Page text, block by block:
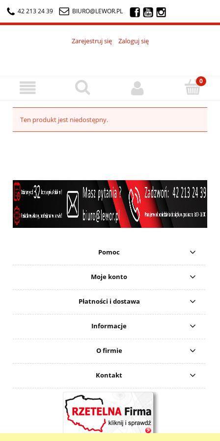
42 213 24 39 BIURO@LEWOR.PL
Zarejestruj się Zaloguj się
Ten produkt jest niedostępny.
Pomoc
Moje konto
Płatności i dostawa
Informacje
O firmie
Kontakt